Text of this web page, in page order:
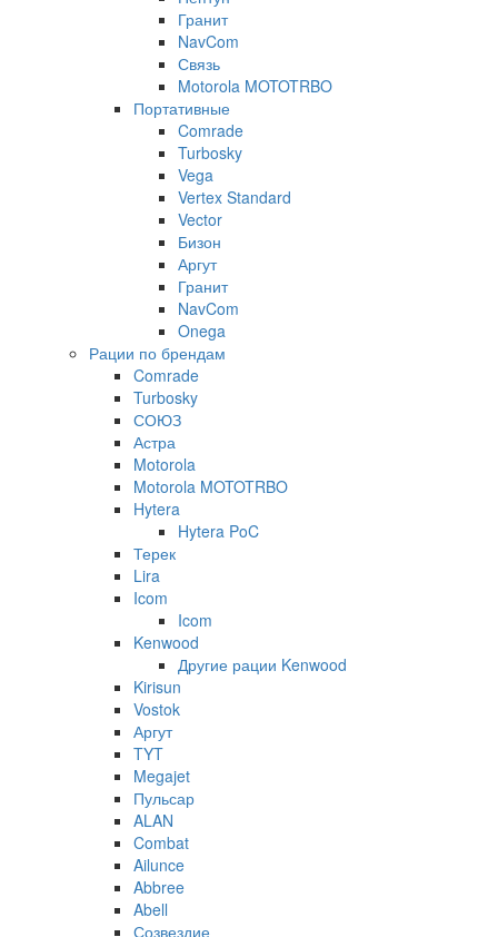
Гранит
NavCom
Связь
Motorola MOTOTRBO
Портативные
Comrade
Turbosky
Vega
Vertex Standard
Vector
Бизон
Аргут
Гранит
NavCom
Onega
Рации по брендам
Comrade
Turbosky
СОЮЗ
Астра
Motorola
Motorola MOTOTRBO
Hytera
Hytera PoC
Терек
Lira
Icom
Icom
Kenwood
Другие рации Kenwood
Kirisun
Vostok
Аргут
TYT
Megajet
Пульсар
ALAN
Combat
Ailunce
Abbree
Abell
Созвездие